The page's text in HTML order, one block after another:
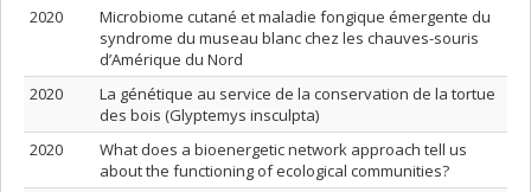
2020
Microbiome cutané et maladie fongique émergente du
syndrome du museau blanc chez les chauves-souris
d’Amérique du Nord
2020
La génétique au service de la conservation de la tortue
des bois (Glyptemys insculpta)
2020
What does a bioenergetic network approach tell us
about the functioning of ecological communities?